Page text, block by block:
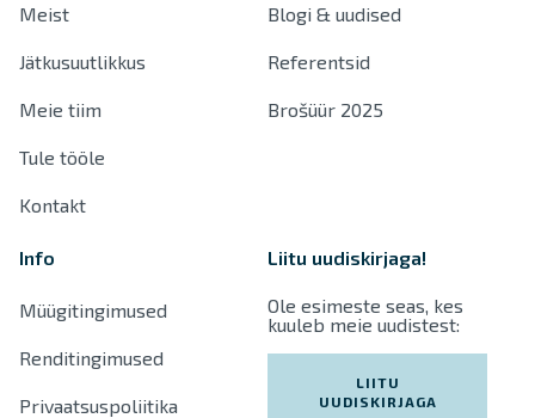
Meist
Jätkusuutlikkus
Meie tiim
Tule tööle
Kontakt
Blogi & uudised
Referentsid
Brošüür 2025
Info
Müügitingimused
Renditingimused
Privaatsuspoliitika
Liitu uudiskirjaga!
Ole esimeste seas, kes
kuuleb meie uudistest:
LIITU
UUDISKIRJAGA